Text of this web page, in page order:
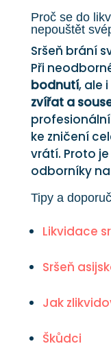
Proč se do
nepouštět
Sršeň brání
Při
bodnutí, ale i
zvířat a
ke zničení
vrátí. Proto
odborníky
Tipy a
Likvidace
Sršeň
Jak
Škůdci